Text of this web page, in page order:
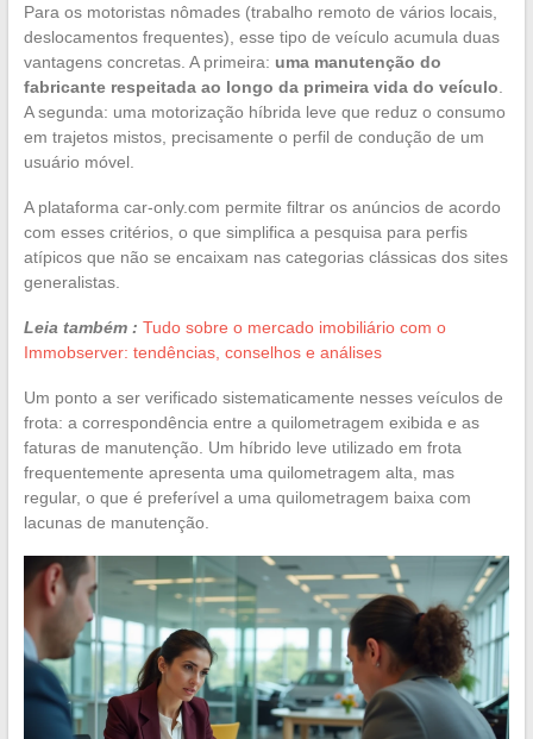
Para os motoristas nômades (trabalho remoto de vários locais,
deslocamentos frequentes), esse tipo de veículo acumula duas
vantagens concretas. A primeira: uma manutenção do
fabricante respeitada ao longo da primeira vida do veículo
A segunda: uma motorização híbrida leve que reduz o consumo
em trajetos mistos, precisamente o perfil de condução de um
usuário móvel.
A plataforma car-only.com permite filtrar os anúncios de acordo
com esses critérios, o que simplifica a pesquisa para perfis
atípicos que não se encaixam nas categorias clássicas dos sites
generalistas.
Leia também : Tudo sobre o mercado imobiliário com o
Immobserver: tendências, conselhos e análises
Um ponto a ser verificado sistematicamente nesses veículos de
frota: a correspondência entre a quilometragem exibida e as
faturas de manutenção. Um híbrido leve utilizado em frota
frequentemente apresenta uma quilometragem alta, mas
regular, o que é preferível a uma quilometragem baixa com
lacunas de manutenção.